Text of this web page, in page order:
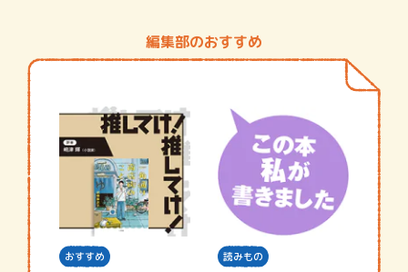
編集部のおすすめ
おすすめ 読みもの